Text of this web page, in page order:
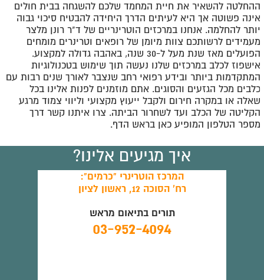
ההחלטה להשאיר את חיית המחמד שלכם להשגחה בבית חולים
אינה פשוטה אך היא לעיתים הדרך היחידה להבטיח סיכוי גבוה
יותר להחלמה. אנחנו במרכזים הוטרינריים של ד"ר רונן מלצר
מעמידים לרשותכם צוות מיומן של רופאים וטרינרים מומחים
הפועלים מאז שנת מעל ל-30 שנה, באהבה גדולה למקצוע.
אישפוז לכלב במרכזים שלנו נעשה תוך שימוש בטכנולוגיות
המתקדמות ביותר ובידע רפואי רחב שנצבר לאורך שנים רבות עם
כלבים מכל הגזעים והסוגים. אתם מוזמנים לפנות אלינו בכל
שאלה או במקרה חירום ולקבל ייעוץ מקצועי וליווי צמוד מרגע
הקליטה של הכלב ועד לשחרור הביתה. צרו איתנו קשר דרך
מספר הטלפון המופיע כאן בראש הדף.
איך מגיעים אלינו?
המרכז הוטרינרי "כרמים":
רח' הסוכה 12, ראשון לציון
תורים בתיאום מראש
03-952-4094